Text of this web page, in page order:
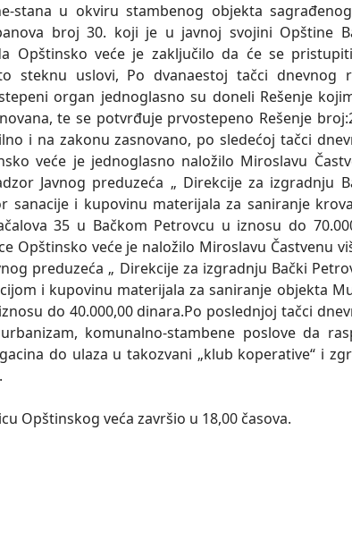
stana u okviru stambenog objekta
broj 30. koji je u javnoj svojini Opštine
Opštinsko veće je zaključilo da će se
steknu uslovi, Po dvanaestoj tačci dnevnog
organ jednoglasno su doneli Rešenje
te se potvrđuje prvostepeno Rešenje
i na zakonu zasnovano, po sledećoj tačci
veće je jednoglasno naložilo Miroslavu
Javnog preduzeća „ Direkcije za izgradnju
sanacije i kupovinu materijala za saniranje
35 u Bačkom Petrovcu u iznosu do
Opštinsko veće je naložilo Miroslavu Častvenu
preduzeća „ Direkcije za izgradnju Bački
i kupovinu materijala za saniranje objekta
do 40.000,00 dinara.Po poslednjoj tačci
komunalno-stambene poslove da
do ulaza u takozvani „klub koperative“ i
Opštinskog veća završio u 18,00 časova.